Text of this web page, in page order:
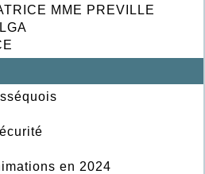
MME PREVILLE
en 2024